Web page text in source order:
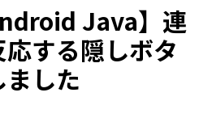
Java】連
する隠しボタ
した